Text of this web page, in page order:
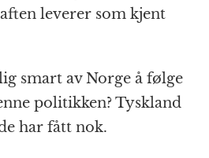
leverer som kjent
smart av Norge å følge
politikken? Tyskland
har fått nok.